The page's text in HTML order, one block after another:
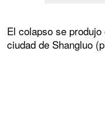
El colapso se
ciudad de Shangluo